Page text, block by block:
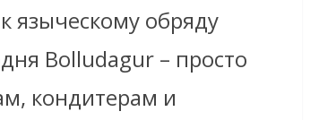
языческому обряду
Bolludagur – просто
кондитерам и